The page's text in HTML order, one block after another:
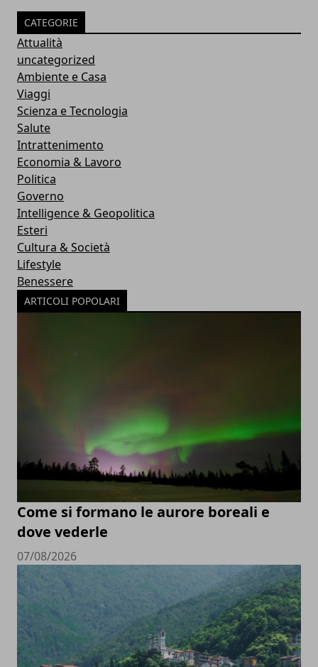
CATEGORIE
Attualità
uncategorized
Ambiente e Casa
Viaggi
Scienza e Tecnologia
Salute
Intrattenimento
Economia & Lavoro
Politica
Governo
Intelligence & Geopolitica
Esteri
Cultura & Società
Lifestyle
Benessere
ARTICOLI POPOLARI
Come si formano le aurore boreali e
dove vederle
07/08/2026